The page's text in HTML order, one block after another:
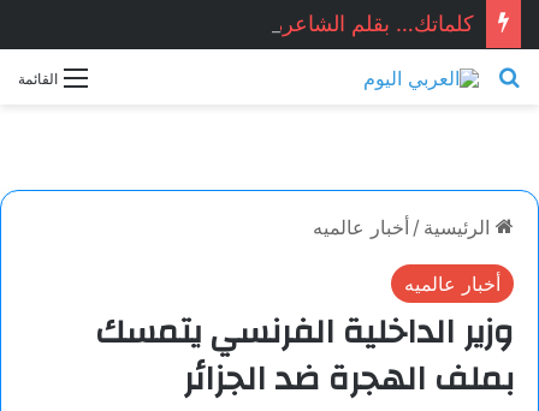
كلماتك… بقلم الشاعرة السورية: هيام الملوحي
القائمة بحث عن
الرئيسية / أخبار عالميه
أخبار عالميه
وزير الداخلية الفرنسي يتمسك
بملف الهجرة ضد الجزائر